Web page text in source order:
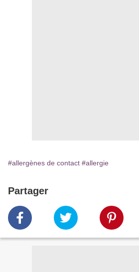
#allergènes de contact #allergie
Partager